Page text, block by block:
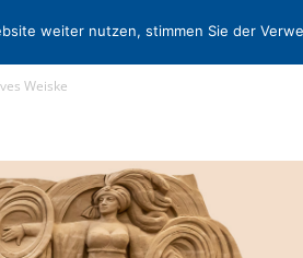
Weiske
weiter nutzen, stimmen Sie der